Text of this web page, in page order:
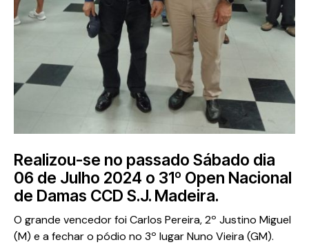
Realizou-se no passado Sábado dia
06 de Julho 2024 o 31º Open Nacional
de Damas CCD S.J. Madeira.
O grande vencedor foi Carlos Pereira, 2º Justino Miguel
(M) e a fechar o pódio no 3º lugar Nuno Vieira (GM).